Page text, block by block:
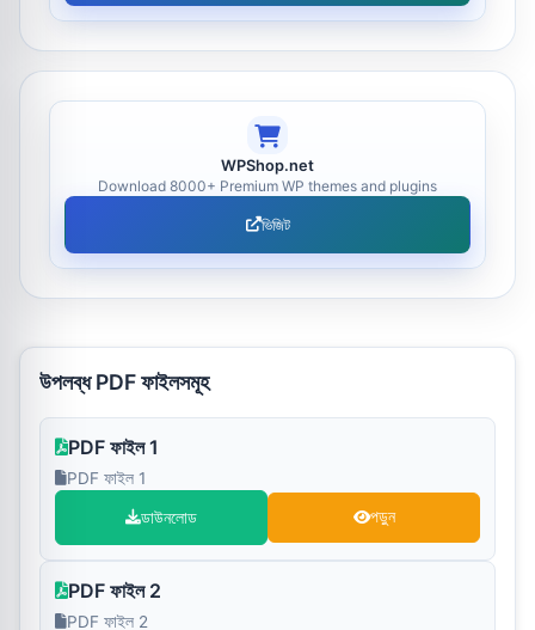
WPShop.net
Download 8000+ Premium WP themes and plugins
ভিজিট
উপলব্ধ PDF ফাইলসমূহ
PDF ফাইল 1
PDF ফাইল 1
ডাউনলোড পড়ুন
PDF ফাইল 2
PDF ফাইল 2